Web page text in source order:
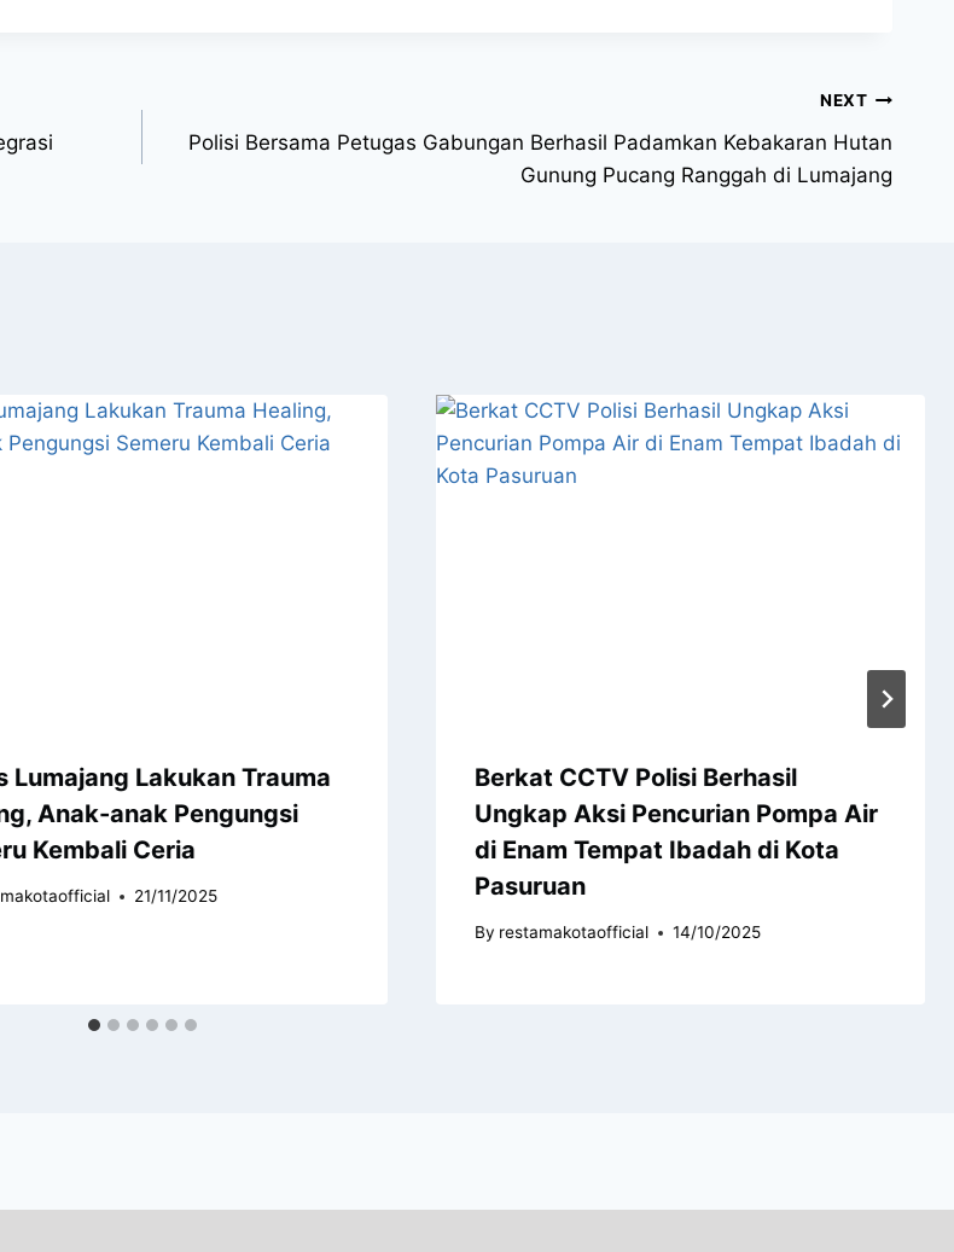
NEXT
Polisi Bersama Petugas Gabungan Berhasil Padamkan Kebakaran Hutan
Gunung Pucang Ranggah di Lumajang
Lumajang Lakukan Trauma
Anak-anak Pengungsi
Kembali Ceria
21/11/2025
Berkat CCTV Polisi Berhasil
Ungkap Aksi Pencurian Pompa Air
di Enam Tempat Ibadah di Kota
Pasuruan
By restamakotaofficial 14/10/2025